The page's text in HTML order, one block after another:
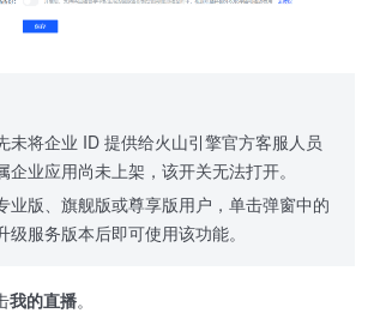
未将企业 ID 提供给火山引擎官方客服人员
企业应用尚未上架，该开关无法打开。
业版、旗舰版或尊享版用户，单击弹窗中的
级服务版本后即可使用该功能。
我的直播。